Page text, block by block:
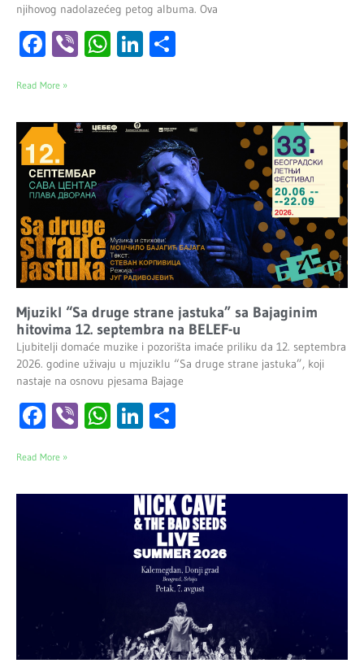
njihovog nadolazećeg petog albuma. Ova
Facebook
ViberWhatsApp
LinkedIn
Read More »
Mjuzikl “Sa druge strane jastuka” sa Bajaginim
hitovima 12. septembra na BELEF-u
Ljubitelji domaće muzike i pozorišta imaće priliku da 12. septembra
2026. godine uživaju u mjuziklu “Sa druge strane jastuka”, koji
nastaje na osnovu pjesama Bajage
Facebook
ViberWhatsApp
LinkedIn
Read More »